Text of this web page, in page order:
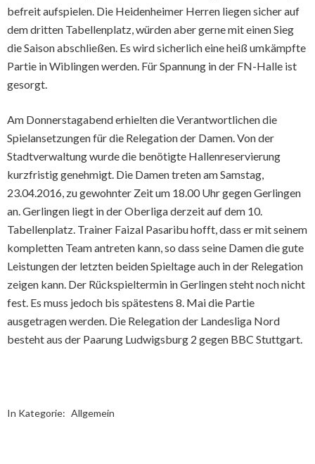
befreit aufspielen. Die Heidenheimer Herren liegen sicher auf
dem dritten Tabellenplatz, würden aber gerne mit einen Sieg
die Saison abschließen. Es wird sicherlich eine heiß umkämpfte
Partie in Wiblingen werden. Für Spannung in der FN-Halle ist
gesorgt.
Am Donnerstagabend erhielten die Verantwortlichen die
Spielansetzungen für die Relegation der Damen. Von der
Stadtverwaltung wurde die benötigte Hallenreservierung
kurzfristig genehmigt. Die Damen treten am Samstag,
23.04.2016, zu gewohnter Zeit um 18.00 Uhr gegen Gerlingen
an. Gerlingen liegt in der Oberliga derzeit auf dem 10.
Tabellenplatz. Trainer Faizal Pasaribu hofft, dass er mit seinem
kompletten Team antreten kann, so dass seine Damen die gute
Leistungen der letzten beiden Spieltage auch in der Relegation
zeigen kann. Der Rückspieltermin in Gerlingen steht noch nicht
fest. Es muss jedoch bis spätestens 8. Mai die Partie
ausgetragen werden. Die Relegation der Landesliga Nord
besteht aus der Paarung Ludwigsburg 2 gegen BBC Stuttgart.
In Kategorie: Allgemein